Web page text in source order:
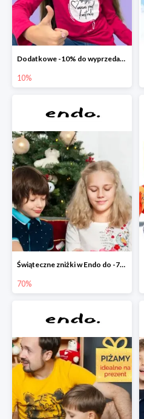
Dodatkowe -10% do wyprzedaży w Endo
10%
Świąteczne zniżki w Endo do -70%
70%